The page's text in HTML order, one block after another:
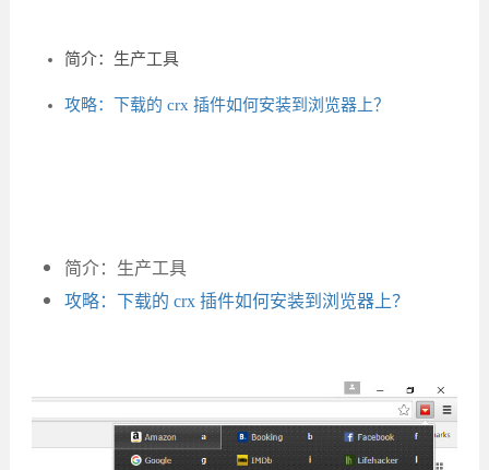
简介：生产工具
攻略：下载的 crx 插件如何安装到浏览器上？
简介：生产工具
攻略：下载的 crx 插件如何安装到浏览器上？